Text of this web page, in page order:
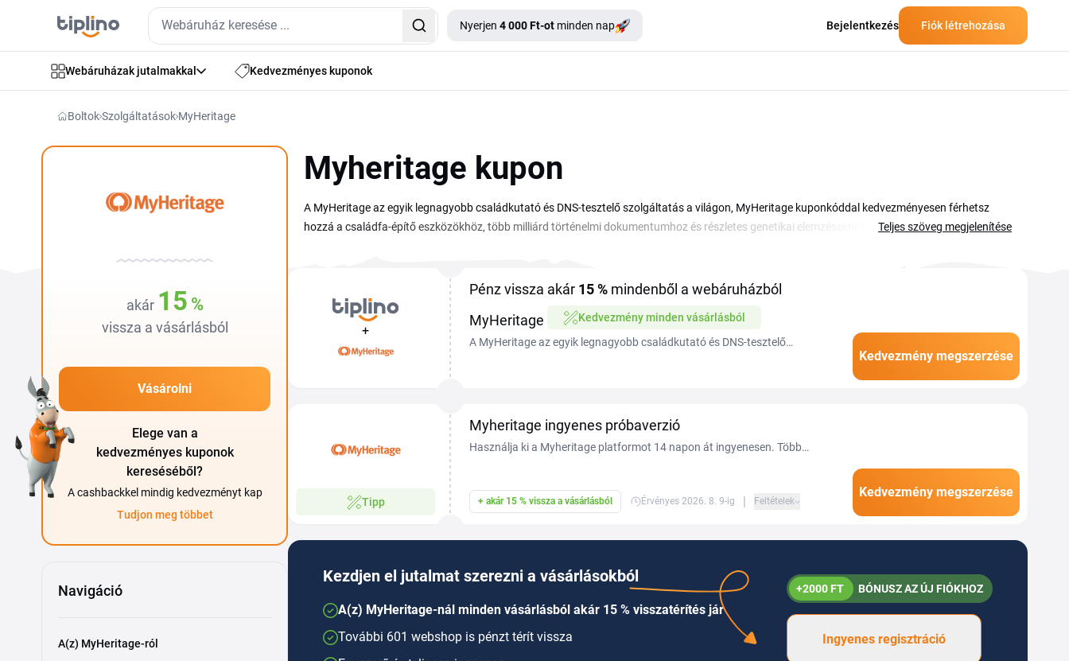
Nyerjen 4 000 Ft-ot minden nap Bejelentkezés Fiók létrehozása
Webáruházak jutalmakkal Kedvezményes kuponok
BoltokSzolgáltatások MyHeritage
akár 15 %
vissza a vásárlásból
Vásárolni
Elege van a
kedvezményes kuponok
kereséséből?
A cashbackkel mindig kedvezményt kap
Tudjon meg többet
Navigáció
A(z) MyHeritage-ról
Myheritage kupon
A MyHeritage az egyik legnagyobb családkutató és DNS-tesztelő szolgáltatás a világon, MyHeritage kuponkóddal kedvezményesen férhetsz
hozzá a családfa-építő eszközökhöz, több milliárd történelmi dokumentumhoz és részletes genetikai elemzésekhez. Az aktuális kuponokat,
kuponkódot, illeszd be a fizetési oldal megfelelő mezejébe, és az aktuális MyHeritage kedvezmény azonnal érvényesül a megrendelésedre. A
promóciók sokszor csak pár napig vagy hétig tartanak, ezért érdemes rendszeresen visszanézni az új kódokért és lejárati dátumokért.
Teljes szöveg megjelenítése
+
Pénz vissza akár 15 % mindenből a webáruházból
MyHeritage
Kedvezmény minden vásárlásból
A MyHeritage az egyik legnagyobb családkutató és DNS-tesztelő
Kedvezmény megszerzése
Tipp
Myheritage ingyenes próbaverzió
Használja ki a Myheritage platformot 14 napon át ingyenesen. Több
+ akár 15 % vissza a vásárlásból Érvényes 2026. 8. 9-ig | Feltételek
Kedvezmény megszerzése
Kezdjen el jutalmat szerezni a vásárlásokból
A(z) MyHeritage-nál minden vásárlásból akár 15 % visszatérítés jár
További 601 webshop is pénzt térít vissza
+2000 FT BÓNUSZ AZ ÚJ FIÓKHOZ
Ingyenes regisztráció